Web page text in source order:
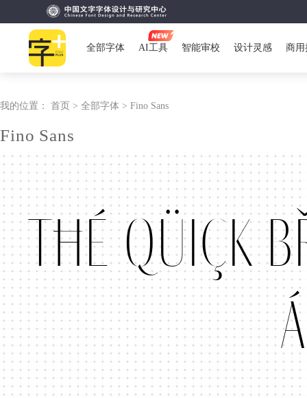
全部字体 AI工具 智能审校 设计灵感 商用
我的位置： 首页 > 全部字体 > Fino Sans
Fino Sans
Tħé qüiçk